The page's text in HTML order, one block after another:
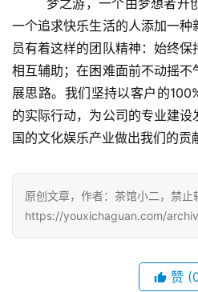
游
戏
单
机
游
戏
闲
游
戏
一个追求快乐生活的人添加一
员有着这样的团队精神：始终保
相互辅助；在困难面前不动摇
展思路。我们坚持以客户的
的实际行动，为公司的专业建
国的文化娱乐产业做出我们的贡
原创文章，作者：茶馆小二，禁止
https://youxichaguan.com/
赞